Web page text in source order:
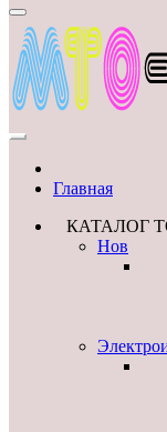
Главная
КАТАЛОГ
Нов